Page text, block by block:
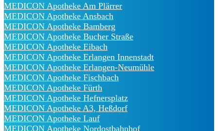
MEDICON Apotheke Am Plärrer
MEDICON Apotheke Ansbach
MEDICON Apotheke Bamberg
MEDICON Apotheke Bucher Straße
MEDICON Apotheke Eibach
MEDICON Apotheke Erlangen Innenstadt
MEDICON Apotheke Erlangen-Neumühle
MEDICON Apotheke Fischbach
MEDICON Apotheke Fürth
MEDICON Apotheke Hefnersplatz
MEDICON Apotheke A3, Heßdorf
MEDICON Apotheke Lauf
MEDICON Apotheke Nordostbahnhof